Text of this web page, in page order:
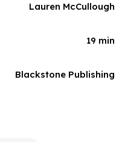
Lauren McCullough
19 min
Blackstone Publishing